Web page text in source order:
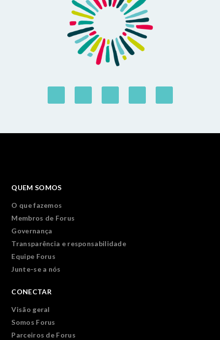
QUEM SOMOS
O que fazemos
Membros de Forus
Governança
Transparência e responsabilidade
Equipe Forus
Junte-se a nós
CONECTAR
Visão geral
Somos Forus
Parceiros de Forus